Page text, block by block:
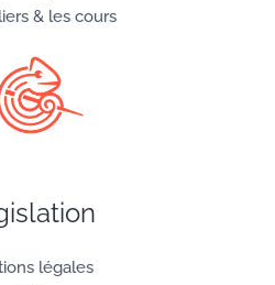
& les cours
légales